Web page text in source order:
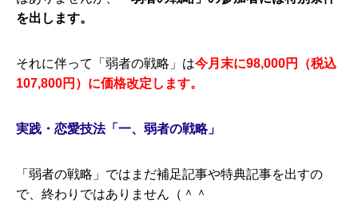
を出します。
それに伴って「弱者の戦略」は今月末に98,000円（税込
107,800円）に価格改定します。
実践・恋愛技法「一、弱者の戦略」
「弱者の戦略」ではまだ補足記事や特典記事を出すの
で、終わりではありません（＾＾